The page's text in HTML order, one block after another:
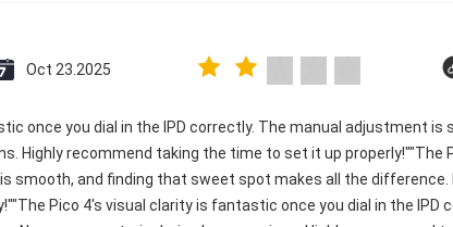
Oct 23.2025
once you dial in the IPD correctly. The manual adjustment
Highly recommend taking the time to set it up properly!""The
smooth, and finding that sweet spot makes all the difference.
Pico 4's visual clarity is fantastic once you dial in the